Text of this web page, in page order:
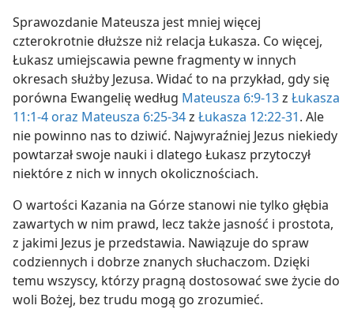
Sprawozdanie Mateusza jest mniej więcej
czterokrotnie dłuższe niż relacja Łukasza. Co więcej,
Łukasz umiejscawia pewne fragmenty w innych
okresach służby Jezusa. Widać to na przykład, gdy się
porówna Ewangelię według Mateusza 6:9-13z Łukasza
11:1-4 oraz Mateusza 6:25-34z Łukasza 12:22-31. Ale
nie powinno nas to dziwić. Najwyraźniej Jezus niekiedy
powtarzał swoje nauki i dlatego Łukasz przytoczył
niektóre z nich w innych okolicznościach.
O wartości Kazania na Górze stanowi nie tylko głębia
zawartych w nim prawd, lecz także jasność i prostota,
z jakimi Jezus je przedstawia. Nawiązuje do spraw
codziennych i dobrze znanych słuchaczom. Dzięki
temu wszyscy, którzy pragną dostosować swe życie do
woli Bożej, bez trudu mogą go zrozumieć.